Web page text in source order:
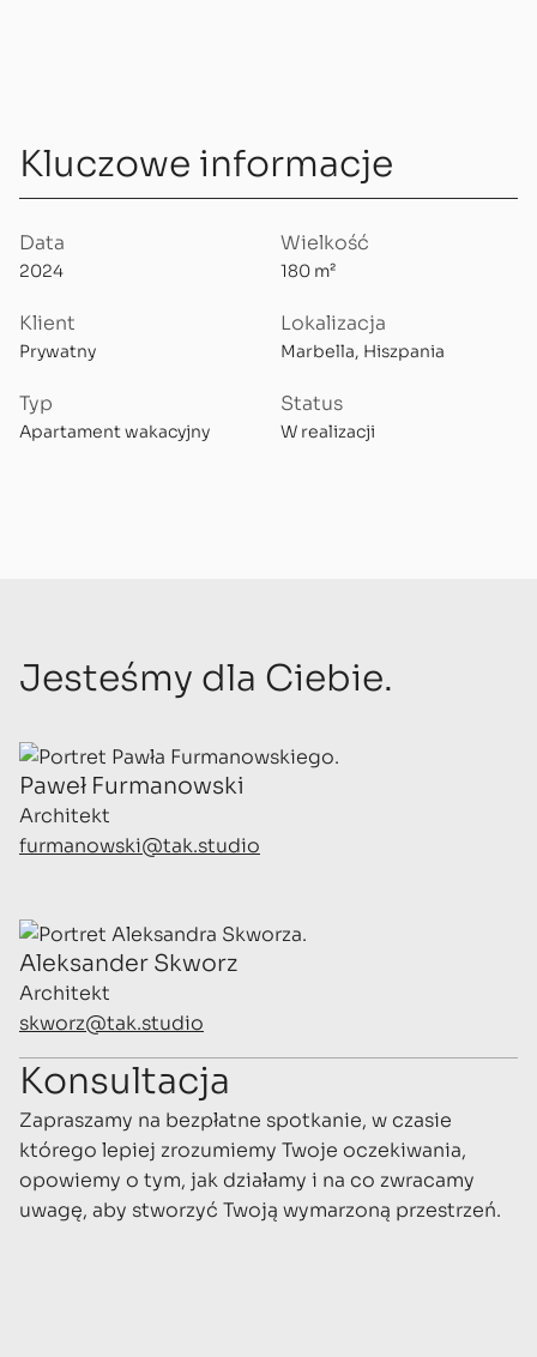
Kluczowe informacje
Data
2024
Wielkość
180 m²
Klient
Prywatny
Lokalizacja
Marbella, Hiszpania
Typ
Apartament wakacyjny
Status
W realizacji
Jesteśmy dla Ciebie.
Paweł Furmanowski
Architekt
furmanowski@tak.studio
Aleksander Skworz
Architekt
skworz@tak.studio
Konsultacja
Zapraszamy na bezpłatne spotkanie, w czasie
którego lepiej zrozumiemy Twoje oczekiwania,
opowiemy o tym, jak działamy i na co zwracamy
uwagę, aby stworzyć Twoją wymarzoną przestrzeń.